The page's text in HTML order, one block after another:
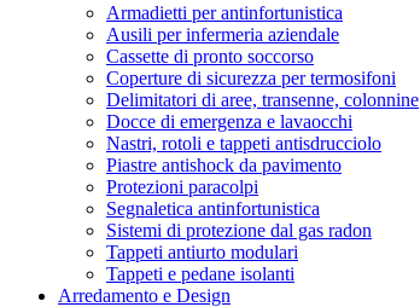
Armadietti per antinfortunistica
Ausili per infermeria aziendale
Cassette di pronto soccorso
Coperture di sicurezza per termosifoni
Delimitatori di aree, transenne, colonnine
Docce di emergenza e lavaocchi
Nastri, rotoli e tappeti antisdrucciolo
Piastre antishock da pavimento
Protezioni paracolpi
Segnaletica antinfortunistica
Sistemi di protezione dal gas radon
Tappeti antiurto modulari
Tappeti e pedane isolanti
Arredamento e Design